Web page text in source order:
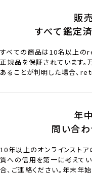
販
すべて鑑定
すべての商品は10名以上の
正規品を保証されています
あることが判明した場合、
年
問い合
10年以上のオンラインスト
質への信用を第一に考えて
合、ご連絡ください。年末年